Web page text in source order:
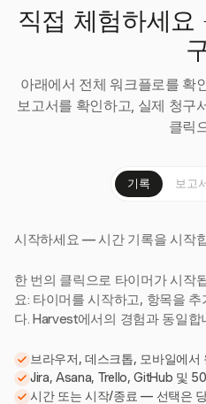
직접 체험하세
아래에서 전체 워크플로를 확
보고서를 확인하고, 실제 청구
클릭
기록 보고서
시작하세요 — 시간 기록을 시작
한 번의 클릭으로 타이머가 시작
요: 타이머를 시작하고, 항목을
다. Harvest에서의 경험과 동일합
브라우저, 데스크톱, 모바일에서
Jira, Asana, Trello, GitHub 및
시간 또는 시작/종료 — 선택은